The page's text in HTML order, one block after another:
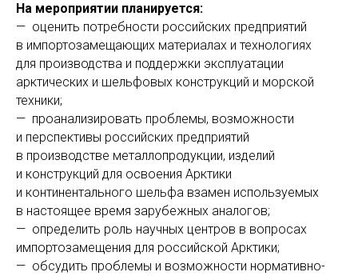
На мероприятии планируется:
— оценить потребности российских предприятий
в импортозамещающих материалах и технологиях
для производства и поддержки эксплуатации
арктических и шельфовых конструкций и морской
техники;
— проанализировать проблемы, возможности
и перспективы российских предприятий
в производстве металлопродукции, изделий
и конструкций для освоения Арктики
и континентального шельфа взамен используемых
в настоящее время зарубежных аналогов;
— определить роль научных центров в вопросах
импортозамещения для российской Арктики;
— обсудить проблемы и возможности нормативно-